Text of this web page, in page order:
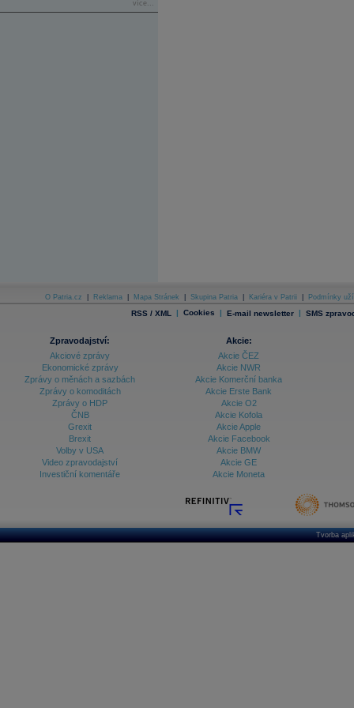
více...
O Patria.cz Reklama Mapa Stránek Skupina Patria Kariéra v Patrii Podmínky
RSS / XML | Cookies | E-mail newsletter | SMS
Zpravodajství:
Akciové zprávy
Ekonomické zprávy
Zprávy o měnách a sazbách
Zprávy o komoditách
Zprávy o HDP
ČNB
Grexit
Brexit
Volby v USA
Video zpravodajství
Investiční komentáře
Akcie:
Akcie ČEZ
Akcie NWR
Akcie Komerční banka
Akcie Erste Bank
Akcie O2
Akcie Kofola
Akcie Apple
Akcie Facebook
Akcie BMW
Akcie GE
Akcie Moneta
Tvorba